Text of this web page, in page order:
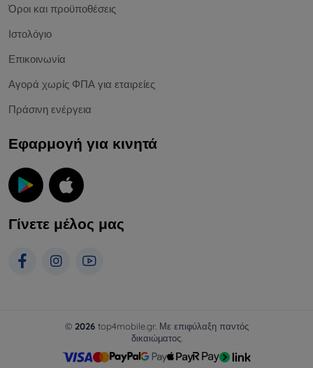
Όροι και προϋποθέσεις
Ιστολόγιο
Επικοινωνία
Αγορά χωρίς ΦΠΑ για εταιρείες
Πράσινη ενέργεια
Εφαρμογή για κινητά
Γίνετε μέλος μας
© 2026top4mobile.gr. Με επιφύλαξη παντός
δικαιώματος.